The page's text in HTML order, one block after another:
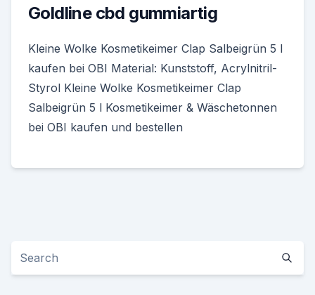
Goldline cbd gummiartig
Kleine Wolke Kosmetikeimer Clap Salbeigrün 5 l
kaufen bei OBI Material: Kunststoff, Acrylnitril-
Styrol Kleine Wolke Kosmetikeimer Clap
Salbeigrün 5 l Kosmetikeimer & Wäschetonnen
bei OBI kaufen und bestellen